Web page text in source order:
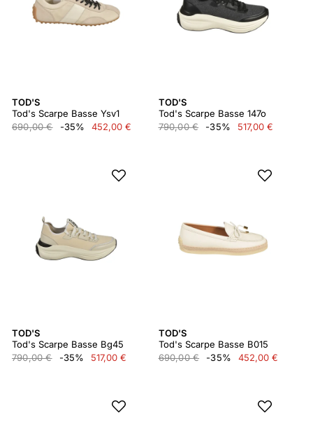
TOD'S
Tod's Scarpe Basse Ysv1
690,00 €
-35% 452,00 €
TOD'S
Tod's Scarpe Basse 147o
790,00 €
-35% 517,00 €
TOD'S
Tod's Scarpe Basse Bg45
790,00 €
-35% 517,00 €
TOD'S
Tod's Scarpe Basse B015
690,00 €
-35% 452,00 €